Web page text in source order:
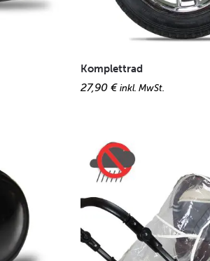
Komplettrad
27,90 € inkl. MwSt.